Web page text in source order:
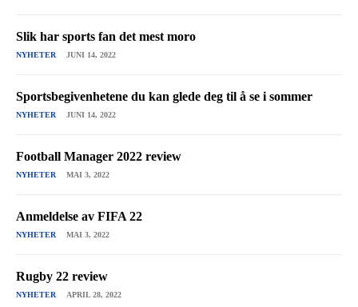
Slik har sports fan det mest moro
NYHETER JUNI 14, 2022
Sportsbegivenhetene du kan glede deg til å se i sommer
NYHETER JUNI 14, 2022
Football Manager 2022 review
NYHETER MAI 3, 2022
Anmeldelse av FIFA 22
NYHETER MAI 3, 2022
Rugby 22 review
NYHETER APRIL 28, 2022